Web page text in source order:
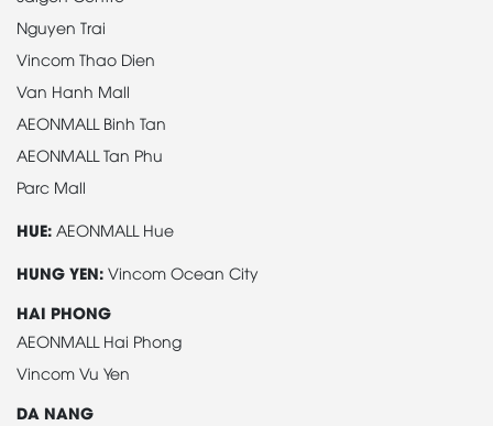
Nguyen Trai
Vincom Thao Dien
Van Hanh Mall
AEONMALL Binh Tan
AEONMALL Tan Phu
Parc Mall
HUE: AEONMALL Hue
HUNG YEN: Vincom Ocean City
HAI PHONG
AEONMALL Hai Phong
Vincom Vu Yen
DA NANG